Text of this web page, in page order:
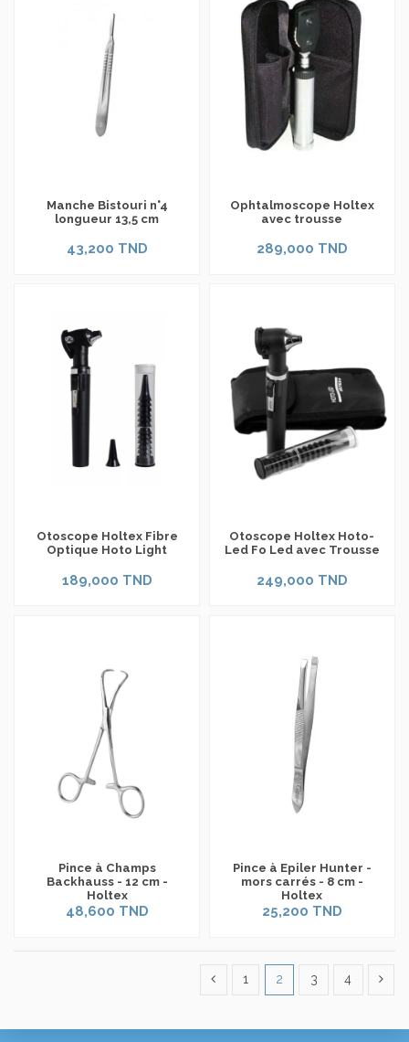
Manche Bistouri n°4
longueur 13,5 cm
43,200 TND
Ophtalmoscope Holtex
avec trousse
289,000 TND
Otoscope Holtex Fibre
Optique Hoto Light
189,000 TND
Otoscope Holtex Hoto-
Led Fo Led avec Trousse
249,000 TND
Pince à Champs
Backhauss - 12 cm -
Holtex
48,600 TND
Pince à Epiler Hunter -
mors carrés - 8 cm -
Holtex
25,200 TND
1 2 3 4